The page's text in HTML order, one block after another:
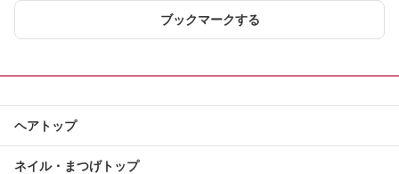
ブックマークする
ヘアトップ
ネイル・まつげトップ